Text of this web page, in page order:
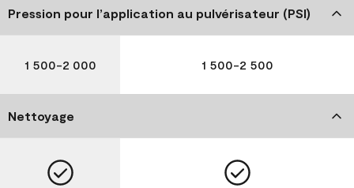
Pression pour l’application au pulvérisateur (PSI)
1 500-2 000 1 500-2 500
Nettoyage